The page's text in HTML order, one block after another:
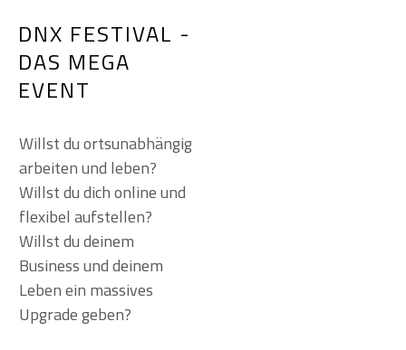
DNX FESTIVAL -
DAS MEGA
EVENT
Willst du ortsunabhängig
arbeiten und leben?
Willst du dich online und
flexibel aufstellen?
Willst du deinem
Business und deinem
Leben ein massives
Upgrade geben?